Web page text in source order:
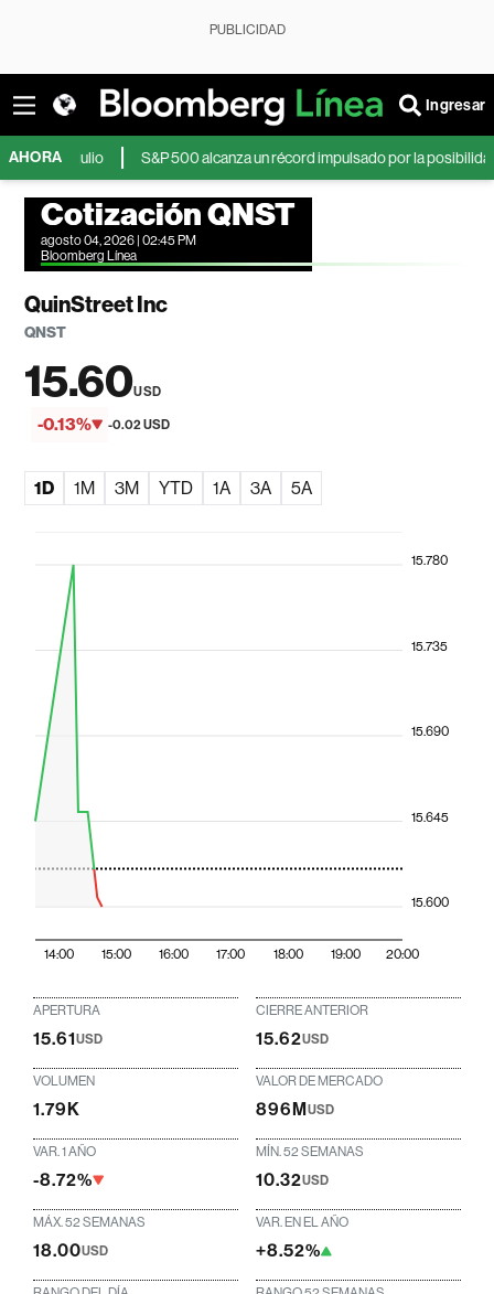
PUBLICIDAD
Ingresar
AHORA
de julio S&P 500 alcanza un récord impulsado por la posibilidad de un
Cotización QNST
agosto 04, 2026 | 02:45 PM
Bloomberg Línea
QuinStreet Inc
QNST
15.60USD
-0.13% -0.02 USD
1D 1M 3M YTD 1A 3A 5A
14:00 15:00 16:00 17:00 18:00 19:00 20:00
15.600
15.645
15.690
15.735
15.780
APERTURA
15.61USD
CIERRE ANTERIOR
15.62USD
VOLUMEN
1.79K
VALOR DE MERCADO
896MUSD
VAR. 1 AÑO
-8.72%
MÍN. 52 SEMANAS
10.32USD
MÁX. 52 SEMANAS
18.00USD
VAR. EN EL AÑO
+8.52%